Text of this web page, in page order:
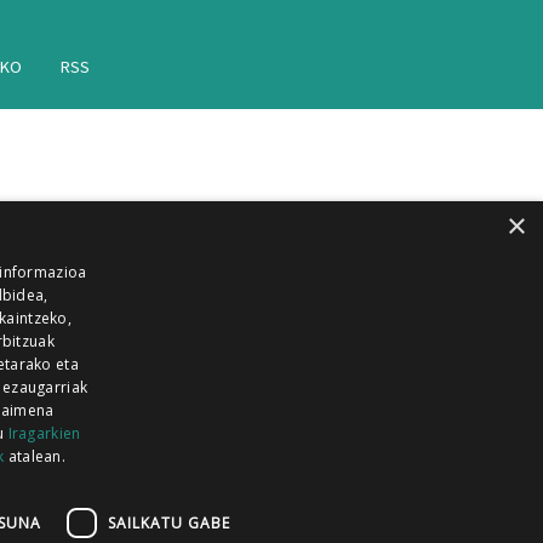
RSS
GUKA
GUKA ZUMAIA GUKA
×
eta
Iragarkien
atalean.
SAILKATU GABE